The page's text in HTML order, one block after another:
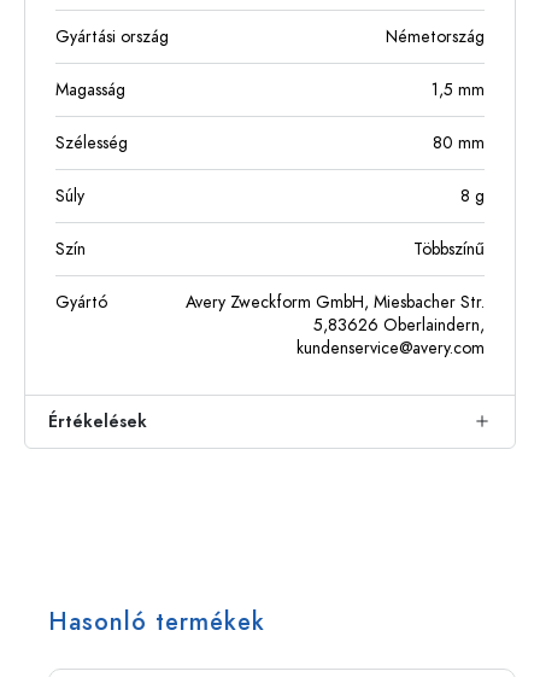
Gyártási ország Németország
Magasság 1,5 mm
Szélesség 80 mm
Súly 8 g
Szín Többszínű
Gyártó
Avery Zweckform GmbH, Miesbacher Str.
5,83626 Oberlaindern,
kundenservice@avery.com
Értékelések
Hasonló termékek